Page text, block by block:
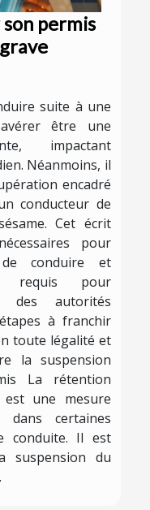
permis
suite à une
être une
impactant
Néanmoins, il
encadré
conducteur de
Cet écrit
pour
conduire et
requis pour
des autorités
à franchir
toute légalité et
la suspension
La rétention
une mesure
certaines
conduite. Il est
suspension du